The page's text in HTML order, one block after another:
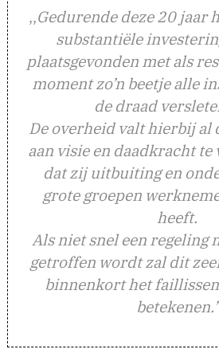
,,Gedurende deze 20 jaar
substantiële
plaatsgevonden met als
moment zo’n beetje alle
de draad
De overheid valt hierbij al
aan visie en daadkracht
dat zij uitbuiting en
grote groepen
heeft.
Als niet snel een regeling
getroffen wordt zal dit
binnenkort het